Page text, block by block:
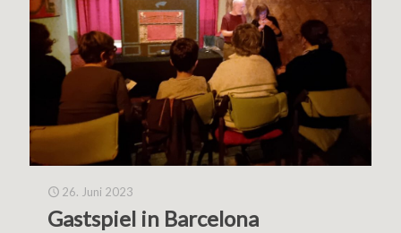
26. Juni 2023
Gastspiel in Barcelona